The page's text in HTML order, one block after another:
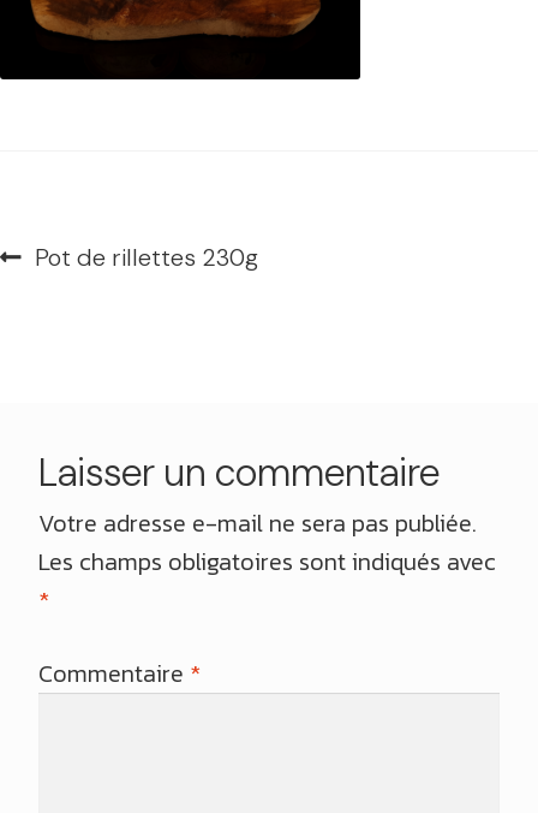
Navigation
Article
Pot de rillettes 230g
Laisser un commentaire
Votre adresse e-mail ne sera pas publiée.
Les champs obligatoires sont indiqués avec
*
Commentaire *